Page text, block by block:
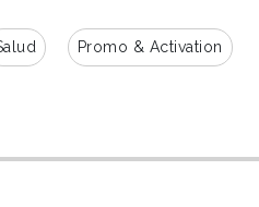
Promo & Activation